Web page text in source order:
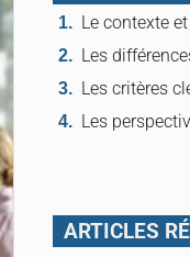
Les
ARTICLES